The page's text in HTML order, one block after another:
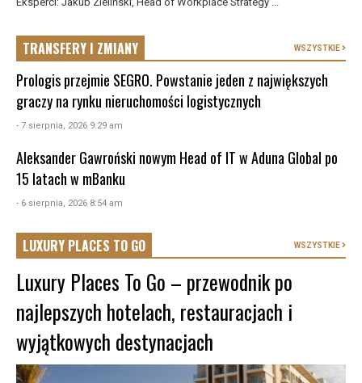
TRANSFERY I ZMIANY WSZYSTKIE
Prologis przejmie SEGRO. Powstanie jeden z największych
graczy na rynku nieruchomości logistycznych
- 7 sierpnia, 2026 9:29 am
Aleksander Gawroński nowym Head of IT w Aduna Global po
15 latach w mBanku
- 6 sierpnia, 2026 8:54 am
LUXURY PLACES TO GO WSZYSTKIE
Luxury Places To Go – przewodnik po
najlepszych hotelach, restauracjach i
wyjątkowych destynacjach